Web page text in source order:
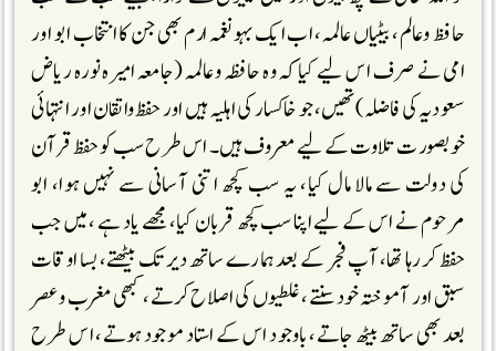
حافظ وعالم، بیٹیاں عالمہ، اب ایک بہو نغمہ ارم بھی جن کاانتخاب ابو اور
امی نے صرف اس لیے کیا کہ وہ حافظہ وعالمہ (جامعہ امیرہ نورہ ریاض
سعودیہ کی فاضلہ)تھیں، جو خاکسار کی اہلیہ ہیں اور حفظ واتقان اور انتہائی
خوبصورت تلاوت کے لیے معروف ہیں۔ اس طرح سب کو حفظ قرآن
کی دولت سے مالا مال کیا، یہ سب کچھ اتنی آسانی سے نہیں ہوا، ابو
مرحوم نے اس کے لیے اپنا سب کچھ قربان کیا، مجھے یاد ہے ، میں جب
حفظ کررہا تھا، آپ فجر کے بعد ہمارے ساتھ دیر تک بیٹھتے، بسا اوقات
سبق اور آموختہ خود سنتے، غلطیوں کی اصلاح کرتے، کبھی مغرب وعصر
بعد بھی ساتھ بیٹھ جاتے، باوجود اس کے استاد موجود ہوتے، اس طرح